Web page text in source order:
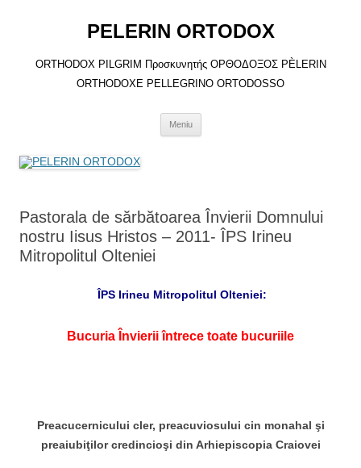
PELERIN ORTODOX
ORTHODOX PILGRIM Προσκυνητής ΟΡΘΟΔΟΞΟΣ PÈLERIN
ORTHODOXE PELLEGRINO ORTODOSSO
Meniu
Pastorala de sărbătoarea Învierii Domnului
nostru Iisus Hristos – 2011- ÎPS Irineu
Mitropolitul Olteniei
ÎPS Irineu Mitropolitul Olteniei:
Bucuria Învierii întrece toate bucuriile
Preacucernicului cler, preacuviosului cin monahal şi
preaiubiţilor credincioşi din Arhiepiscopia Craiovei